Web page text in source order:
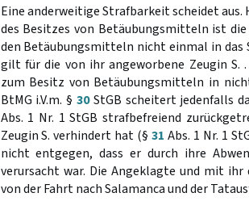
Eine anderweitige Strafbarkeit scheidet
des Besitzes von Betäubungsmitteln ist
den Betäubungsmitteln nicht einmal in das
gilt für die von ihr angeworbene Zeugin S.
zum Besitz von Betäubungsmitteln in
BtMG i.V.m. § 30StGB scheitert jedenfalls
Abs. 1 Nr. 1 StGB strafbefreiend
Zeugin S. verhindert hat (§31 Abs. 1 Nr. 1
nicht entgegen, dass er durch ihre
verursacht war. Die Angeklagte und mit
von der Fahrt nach Salamanca und der